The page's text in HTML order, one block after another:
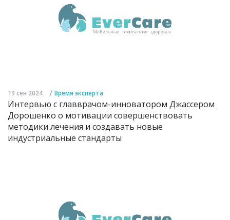
19 сен 2024 / Время эксперта
Интервью с главврачом-инноватором Джассером
Дорошенко о мотивации совершенствовать
методики лечения и создавать новые
индустриальные стандарты